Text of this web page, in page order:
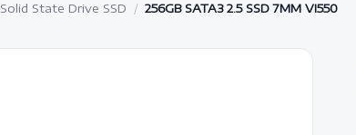
Solid State Drive SSD 256GB SATA3 2.5 SSD 7MM VI550